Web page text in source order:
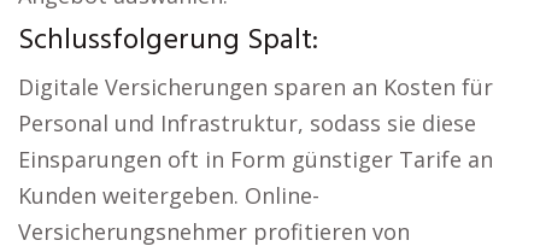
Schlussfolgerung Spalt:
Digitale Versicherungen sparen an Kosten für
Personal und Infrastruktur, sodass sie diese
Einsparungen oft in Form günstiger Tarife an
Kunden weitergeben. Online-
Versicherungsnehmer profitieren von